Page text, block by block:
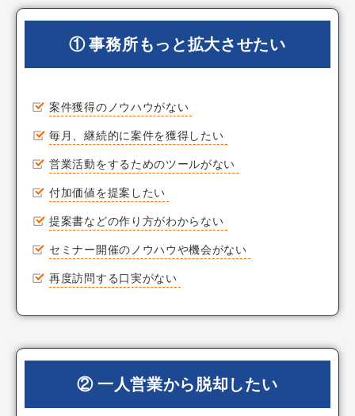
① 事務所もっと拡大させたい
案件獲得のノウハウがない
毎月、継続的に案件を獲得したい
営業活動をするためのツールがない
付加価値を提案したい
提案書などの作り方がわからない
セミナー開催のノウハウや機会がない
再度訪問する口実がない
② 一人営業から脱却したい